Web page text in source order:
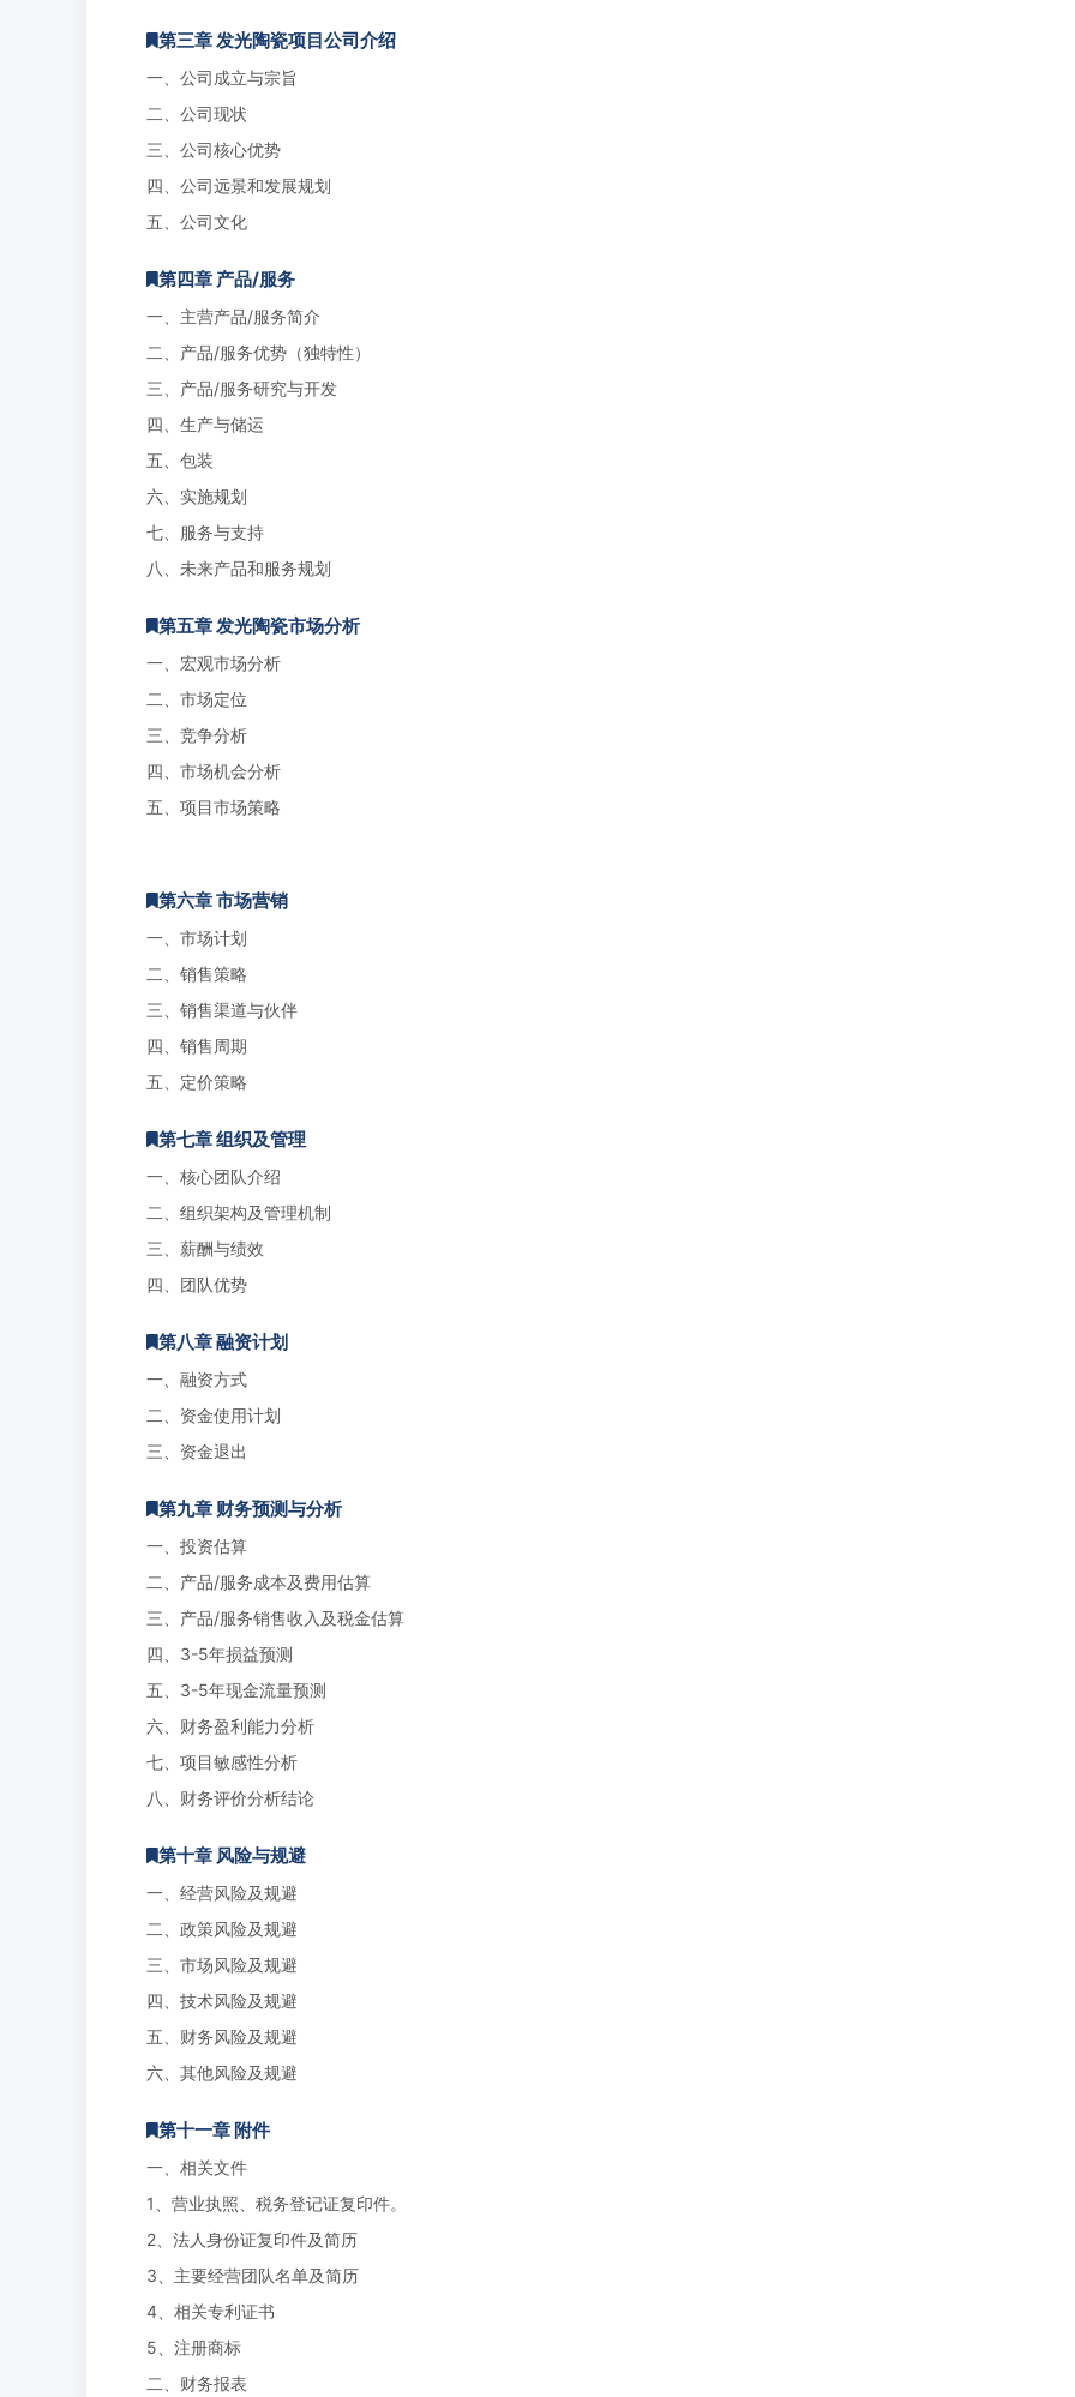
第三章 发光陶瓷项目公司介绍
一、公司成立与宗旨
二、公司现状
三、公司核心优势
四、公司远景和发展规划
五、公司文化
第四章 产品/服务
一、主营产品/服务简介
二、产品/服务优势（独特性）
三、产品/服务研究与开发
四、生产与储运
五、包装
六、实施规划
七、服务与支持
八、未来产品和服务规划
第五章 发光陶瓷市场分析
一、宏观市场分析
二、市场定位
三、竞争分析
四、市场机会分析
五、项目市场策略
第六章 市场营销
一、市场计划
二、销售策略
三、销售渠道与伙伴
四、销售周期
五、定价策略
第七章 组织及管理
一、核心团队介绍
二、组织架构及管理机制
三、薪酬与绩效
四、团队优势
第八章 融资计划
一、融资方式
二、资金使用计划
三、资金退出
第九章 财务预测与分析
一、投资估算
二、产品/服务成本及费用估算
三、产品/服务销售收入及税金估算
四、3-5年损益预测
五、3-5年现金流量预测
六、财务盈利能力分析
七、项目敏感性分析
八、财务评价分析结论
第十章 风险与规避
一、经营风险及规避
二、政策风险及规避
三、市场风险及规避
四、技术风险及规避
五、财务风险及规避
六、其他风险及规避
第十一章 附件
一、相关文件
1、营业执照、税务登记证复印件。
2、法人身份证复印件及简历
3、主要经营团队名单及简历
4、相关专利证书
5、注册商标
二、财务报表